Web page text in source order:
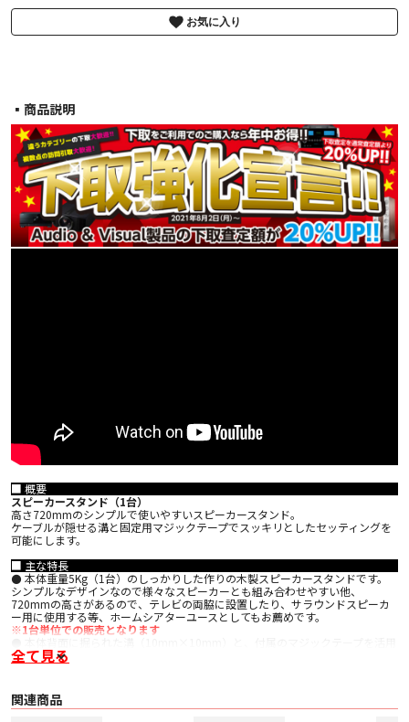
お気に入り
▪︎商品説明
■ 概要
スピーカースタンド（1台）
高さ720mmのシンプルで使いやすいスピーカースタンド。
ケーブルが隠せる溝と固定用マジックテープでスッキリとしたセッティングを
可能にします。
■ 主な特長
⚫ 本体重量5Kg（1台）のしっかりした作りの木製スピーカースタンドです。
シンプルなデザインなので様々なスピーカーとも組み合わせやすい他、
720mmの高さがあるので、テレビの両脇に設置したり、サラウンドスピーカ
ー用に使用する等、ホームシアターユースとしてもお薦めです。
※1台単位での販売となります
する事で、スピーカーケーブルを綺麗に収める事ができる仕様となっていま
す。
ケーブルを綺麗に収める事が可能です。
⚫ 「HF-SPST71B」は、ホームシアターファクトリー製ブックシェルフスピー
全て見る
関連商品